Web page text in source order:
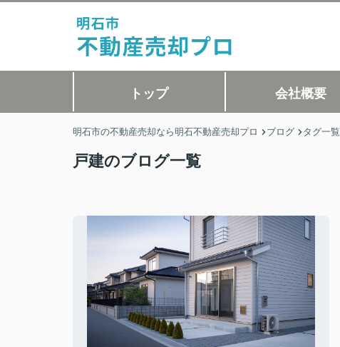
トップ 会社概要
明石市の不動産売却なら明石不動産売却プロ ブログ タグ一覧
戸建のブログ一覧